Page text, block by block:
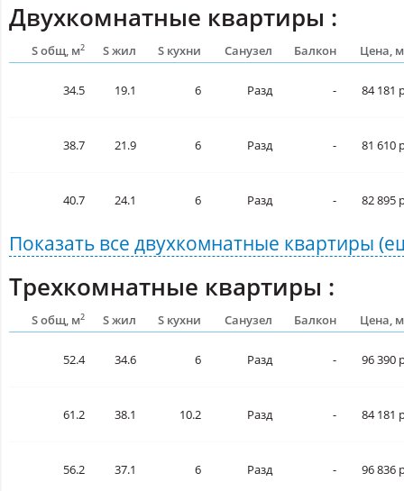
Двухкомнатные квартиры :
S общ, м2 S жил S кухни Санузел Балкон Цена, м
34.5 19.1 6 Разд - 84 181
38.7 21.9 6 Разд - 81 610
40.7 24.1 6 Разд - 82 895
Показать все двухкомнатные квартиры
Трехкомнатные квартиры :
S общ, м2 S жил S кухни Санузел Балкон Цена, м
52.4 34.6 6 Разд - 96 390
61.2 38.1 10.2 Разд - 84 181
56.2 37.1 6 Разд - 96 836